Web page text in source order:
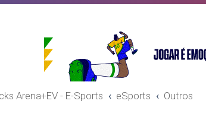
Arena+EV - E-Sports eSports Outros